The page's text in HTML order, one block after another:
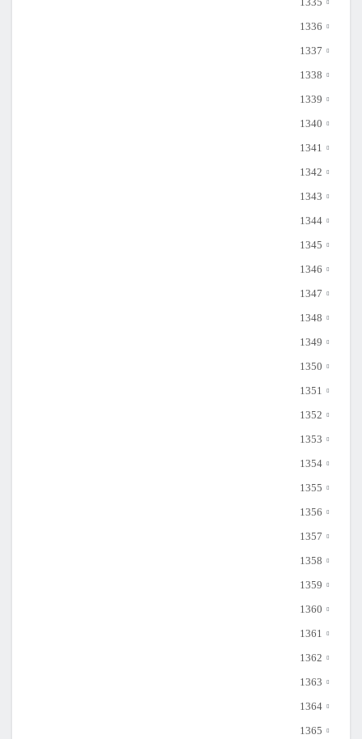
1336
1337
1338
1339
1340
1341
1342
1343
1344
1345
1346
1347
1348
1349
1350
1351
1352
1353
1354
1355
1356
1357
1358
1359
1360
1361
1362
1363
1364
1365